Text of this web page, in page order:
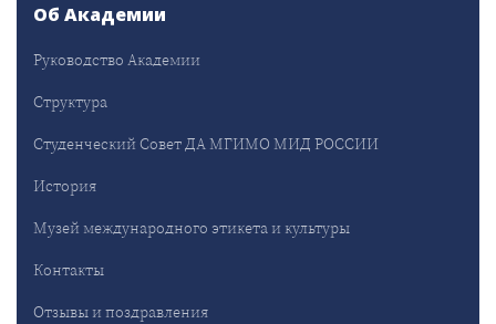
Об Академии
Руководство Академии
Структура
Студенческий Совет ДА МГИМО МИД РОССИИ
История
Музей международного этикета и культуры
Контакты
Отзывы и поздравления